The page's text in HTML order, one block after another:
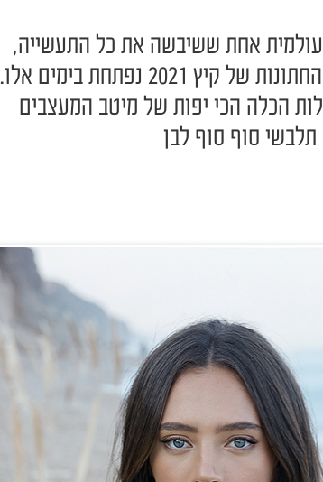
עולמית אחת ששיבשה את כל התעשייה,
אפשר לומר בוודאות שעונת החתונות של קיץ 2021 נפתחת בימים אלו.
הכלה הכי יפות של מיטב המעצבים
סוף סוף לבן